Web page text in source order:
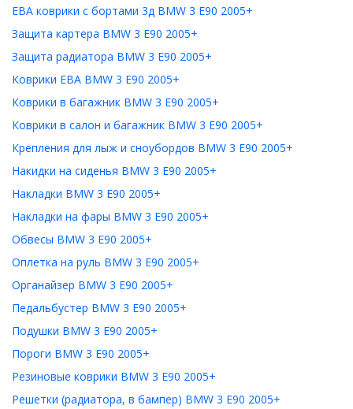
ЕВА коврики с бортами 3д BMW 3 E90 2005+
Защита картера BMW 3 E90 2005+
Защита радиатора BMW 3 E90 2005+
Коврики ЕВА BMW 3 E90 2005+
Коврики в багажник BMW 3 E90 2005+
Коврики в салон и багажник BMW 3 E90 2005+
Крепления для лыж и сноубордов BMW 3 E90 2005+
Накидки на сиденья BMW 3 E90 2005+
Накладки BMW 3 E90 2005+
Накладки на фары BMW 3 E90 2005+
Обвесы BMW 3 E90 2005+
Оплетка на руль BMW 3 E90 2005+
Органайзер BMW 3 E90 2005+
Педальбустер BMW 3 E90 2005+
Подушки BMW 3 E90 2005+
Пороги BMW 3 E90 2005+
Резиновые коврики BMW 3 E90 2005+
Решетки (радиатора, в бампер) BMW 3 E90 2005+